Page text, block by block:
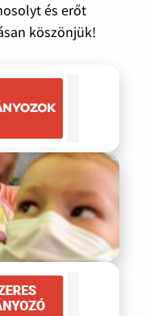
és erőt
köszönjük!